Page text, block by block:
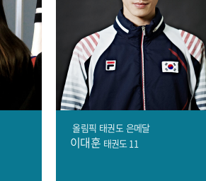
올림픽 태권도은메달
이대훈 태권도 11